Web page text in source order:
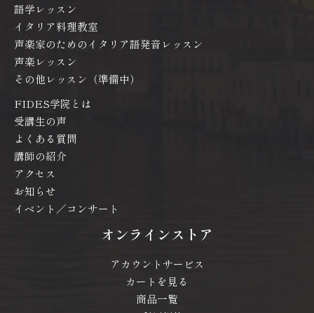
語学レッスン
イタリア料理教室
声楽家のためのイタリア語発音レッスン
声楽レッスン
その他レッスン（準備中）
FIDES学院とは
受講生の声
よくある質問
講師の紹介
アクセス
お知らせ
イベント／コンサート
オンラインストア
アカウントサービス
カートを見る
商品一覧